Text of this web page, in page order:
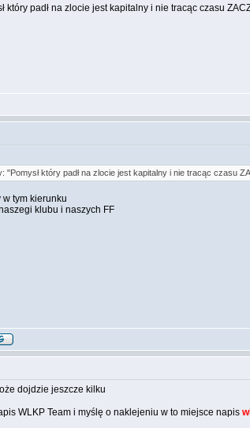
który padł na zlocie jest kapitalny i nie tracąc czasu
"Pomysł który padł na zlocie jest kapitalny i nie tracąc czasu
w tym kierunku
klubu i naszych FF
dojdzie jeszcze kilku
WLKP Team i myślę o naklejeniu w to miejsce napis